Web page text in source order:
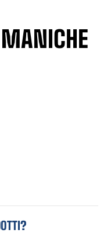
MANICHE